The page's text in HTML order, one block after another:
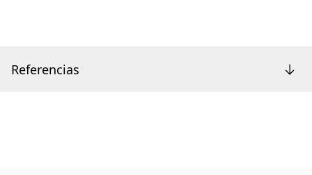
Referencias